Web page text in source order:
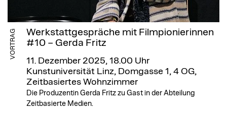
VORTRAG
Werkstattgespräche mit Filmpionierinnen
#10 – Gerda Fritz
11. Dezember 2025, 18.00 Uhr
Kunstuniversität Linz, Domgasse 1, 4 OG,
Zeitbasiertes Wohnzimmer
Die Produzentin Gerda Fritz zu Gast in der Abteilung
Zeitbasierte Medien.